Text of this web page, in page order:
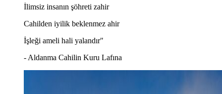
İlimsiz insanın şöhreti zahir
Cahilden iyilik beklenmez ahir
İşleği ameli hali yalandır"
- Aldanma Cahilin Kuru Lafına